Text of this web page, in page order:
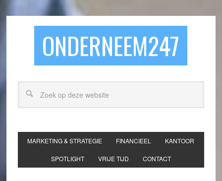
ONDERNEEM247
MARKETING & STRATEGIE FINANCIEEL KANTOOR
SPOTLIGHT VRIJE TIJD CONTACT